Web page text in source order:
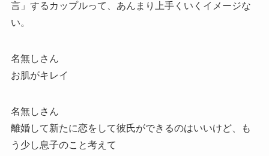
言」するカップルって、あんまり上手くいくイメージな
い。
名無しさん
お肌がキレイ
名無しさん
離婚して新たに恋をして彼氏ができるのはいいけど、も
う少し息子のこと考えて